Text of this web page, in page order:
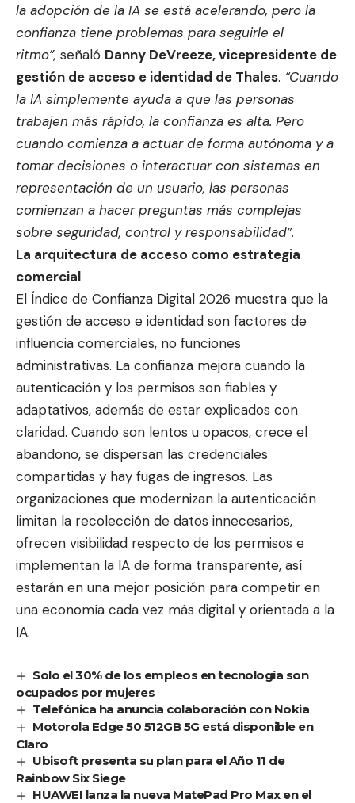
la adopción de la IA se está acelerando, pero la
confianza tiene problemas para seguirle el
ritmo”, señaló Danny DeVreeze, vicepresidente de
gestión de acceso e identidad de Thales. “Cuando
la IA simplemente ayuda a que las personas
trabajen más rápido, la confianza es alta. Pero
cuando comienza a actuar de forma autónoma y a
tomar decisiones o interactuar con sistemas en
representación de un usuario, las personas
comienzan a hacer preguntas más complejas
sobre seguridad, control y responsabilidad”.
La arquitectura de acceso como estrategia
comercial
El Índice de Confianza Digital 2026 muestra que la
gestión de acceso e identidad son factores de
influencia comerciales, no funciones
administrativas. La confianza mejora cuando la
autenticación y los permisos son fiables y
adaptativos, además de estar explicados con
claridad. Cuando son lentos u opacos, crece el
abandono, se dispersan las credenciales
compartidas y hay fugas de ingresos. Las
organizaciones que modernizan la autenticación
limitan la recolección de datos innecesarios,
ofrecen visibilidad respecto de los permisos e
implementan la IA de forma transparente, así
estarán en una mejor posición para competir en
una economía cada vez más digital y orientada a la
IA.
Solo el 30% de los empleos en tecnología son
ocupados por mujeres
Telefónica ha anuncia colaboración con Nokia
Motorola Edge 50 512GB 5G está disponible en
Claro
Ubisoft presenta su plan para el Año 11 de
Rainbow Six Siege
HUAWEI lanza la nueva MatePad Pro Max en el